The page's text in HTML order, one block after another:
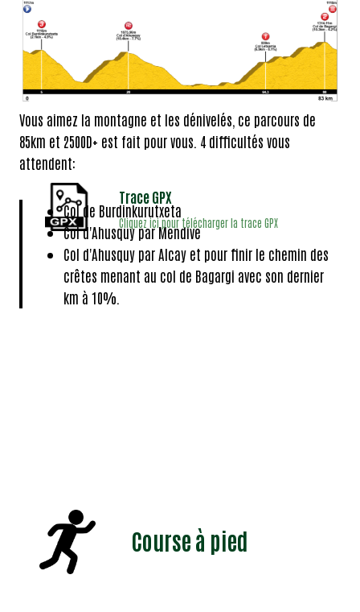
Vous aimez la montagne et les dénivelés, ce parcours de
85km et 2500D+ est fait pour vous. 4 difficultés vous
attendent:
Col de Burdinkurutxeta
Col d'Ahusquy par Mendive
Col d'Ahusquy par Alcay et pour finir le chemin des
crêtes menant au col de Bagargi avec son dernier
km à 10%.
Trace GPX
Cliquez ici pour télécharger la trace GPX
Course à pied